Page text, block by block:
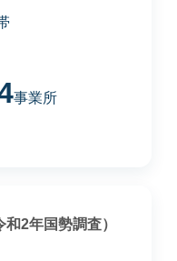
事業所
2年国勢調査）